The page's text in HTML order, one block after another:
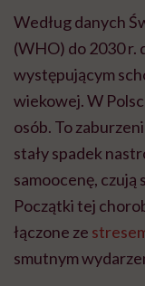
Według danych
(WHO) do 2030 r.
występującym
wiekowej. W
osób. To
stały spadek
samoocenę, czują
Początki tej
łączone ze
smutnym